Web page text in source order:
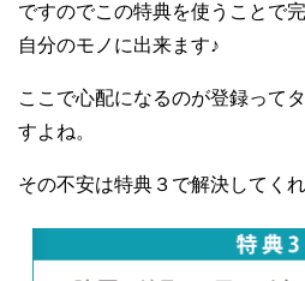
ですのでこの特典を使うことで
自分のモノに出来ます♪
ここで心配になるのが登録って
すよね。
その不安は特典３で解決してくれ